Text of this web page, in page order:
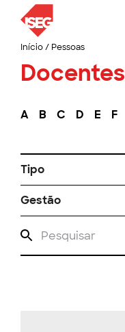
Início/ Pessoas
Docentes
A B C D E F
Tipo
Gestão